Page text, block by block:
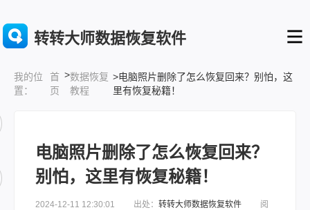
转转大师数据恢复软件
我的位
置：
首
页
>数据恢复
教程
>电脑照片删除了怎么恢复回来？别怕，这
里有恢复秘籍！
电脑照片删除了怎么恢复回来？
别怕，这里有恢复秘籍！
2024-12-11 12:30:01 出处： 转转大师数据恢复软件 阅